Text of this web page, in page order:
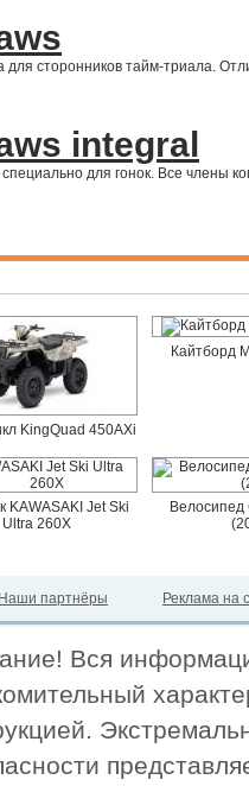
для сторонников тайм-триала.
integral
для гонок. Все члены
KingQuad 450AXi
Кайтборд
KAWASAKI Jet Ski
Ultra 260X
Велосипед
Наши партнёры Реклама на
Вся